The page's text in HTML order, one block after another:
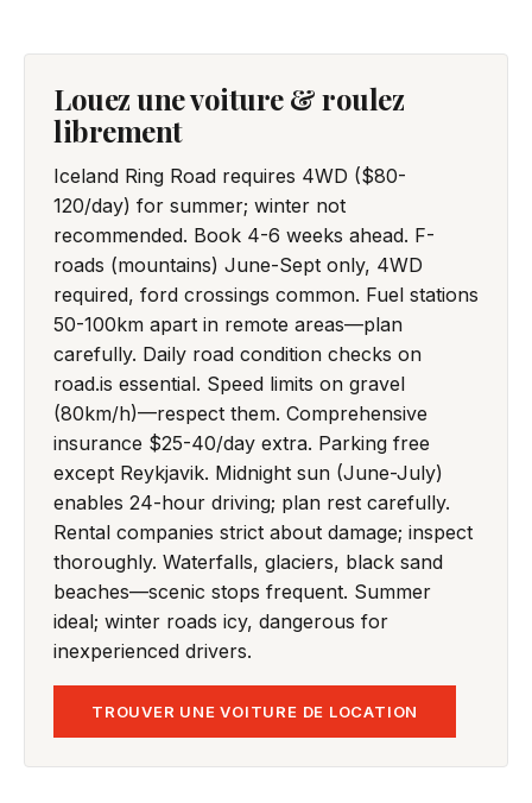
Louez une voiture & roulez
librement
Iceland Ring Road requires 4WD ($80-
120/day) for summer; winter not
recommended. Book 4-6 weeks ahead. F-
roads (mountains) June-Sept only, 4WD
required, ford crossings common. Fuel stations
50-100km apart in remote areas—plan
carefully. Daily road condition checks on
road.is essential. Speed limits on gravel
(80km/h)—respect them. Comprehensive
insurance $25-40/day extra. Parking free
except Reykjavik. Midnight sun (June-July)
enables 24-hour driving; plan rest carefully.
Rental companies strict about damage; inspect
thoroughly. Waterfalls, glaciers, black sand
beaches—scenic stops frequent. Summer
ideal; winter roads icy, dangerous for
inexperienced drivers.
TROUVER UNE VOITURE DE LOCATION